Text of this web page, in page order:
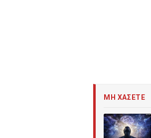
ΜΗ ΧΑΣΕΤΕ